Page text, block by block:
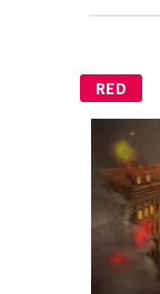
RED